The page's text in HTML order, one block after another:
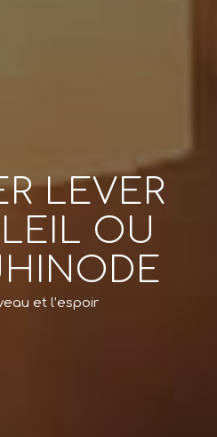
LEVER
OU
et l’espoir